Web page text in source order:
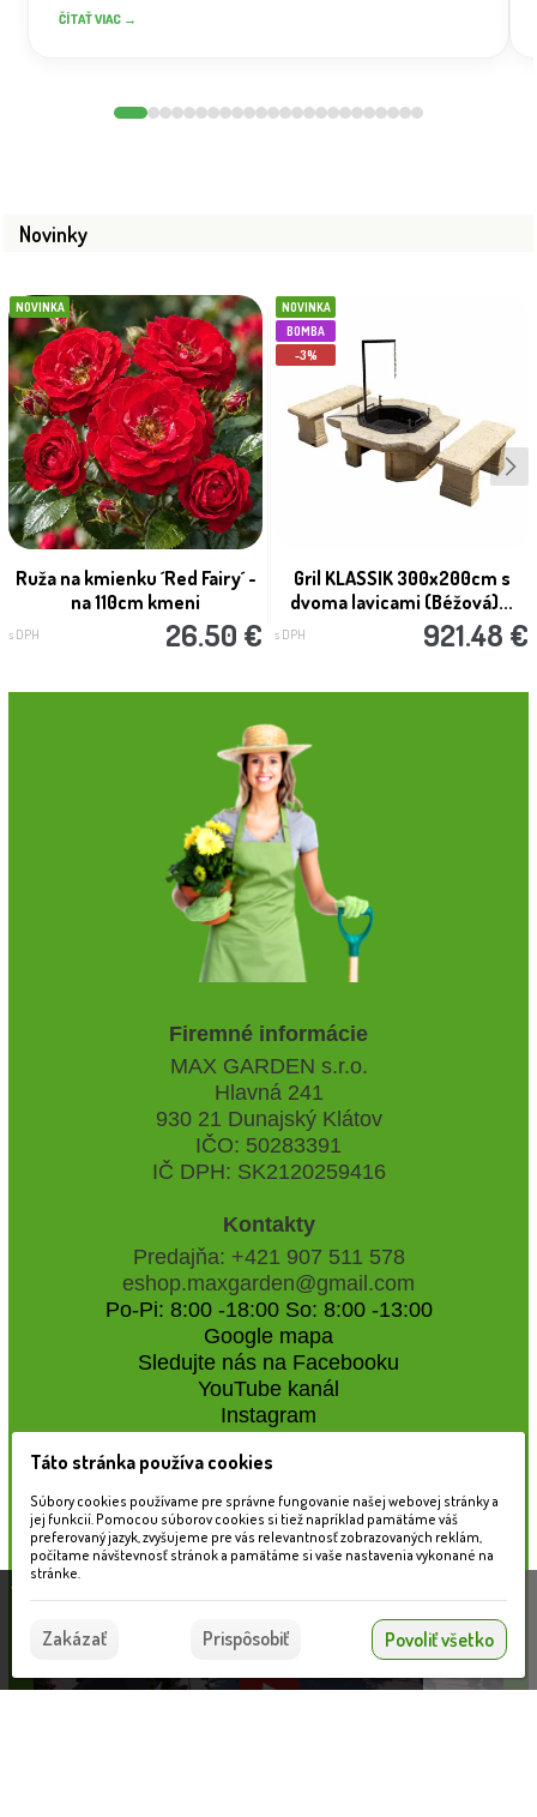
ČÍTAŤ VIAC →
Novinky
NOVINKA
Ruža na kmienku ´Red Fairy´ -
na 110cm kmeni
s DPH 26.50 €
NOVINKA
BOMBA
-3%
Gril KLASSIK 300x200cm s
dvoma lavicami (Béžová)...
s DPH 921.48 €
Firemné informácie
MAX GARDEN s.r.o.
Hlavná 241
930 21 Dunajský Klátov
IČO: 50283391
IČ DPH: SK2120259416
Kontakty
Predajňa: +421 907 511 578
eshop.maxgarden@gmail.com
Po-Pi: 8:00 -18:00 So: 8:00 -13:00
Google mapa
Sledujte nás na Facebooku
YouTube kanál
Instagram
Naše záhradné centrum
Táto stránka používa súbory cookies, ktoré nám
pomáhajú poskytovať služby. Používaním našich
služieb vyjadrujete súhlas s používaním súborov
Súhlasím
Táto stránka používa cookies
Súbory cookies používame pre správne fungovanie našej webovej stránky a
jej funkcií. Pomocou súborov cookies si tiež napríklad pamätáme váš
preferovaný jazyk, zvyšujeme pre vás relevantnosť zobrazovaných reklám,
počítame návštevnosť stránok a pamätáme si vaše nastavenia vykonané na
stránke.
Zakázať Prispôsobiť Povoliť všetko